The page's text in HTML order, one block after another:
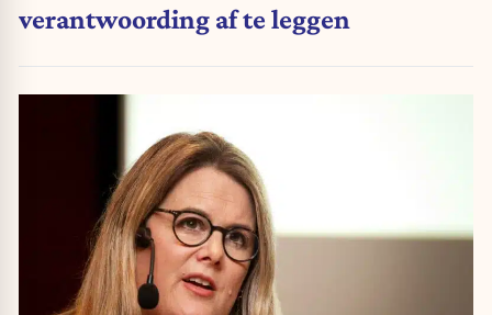
verantwoording af te leggen